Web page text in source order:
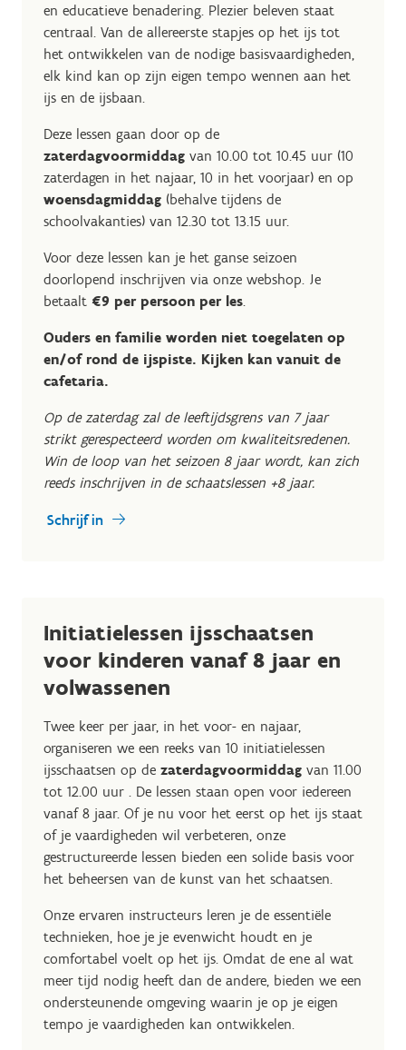
en educatieve benadering. Plezier beleven staat
centraal. Van de allereerste stapjes op het ijs tot
het ontwikkelen van de nodige basisvaardigheden,
elk kind kan op zijn eigen tempo wennen aan het
ijs en de ijsbaan.
Deze lessen gaan door op de
zaterdagvoormiddag van 10.00 tot 10.45 uur (10
zaterdagen in het najaar, 10 in het voorjaar) en op
woensdagmiddag (behalve tijdens de
schoolvakanties) van 12.30 tot 13.15 uur.
Voor deze lessen kan je het ganse seizoen
doorlopend inschrijven via onze webshop. Je
betaalt €9 per persoon per les.
Ouders en familie worden niet toegelaten op
en/of rond de ijspiste. Kijken kan vanuit de
cafetaria.
Op de zaterdag zal de leeftijdsgrens van 7 jaar
strikt gerespecteerd worden om kwaliteitsredenen.
Win de loop van het seizoen 8 jaar wordt, kan zich
reeds inschrijven in de schaatslessen +8 jaar.
Schrijf in
Initiatielessen ijsschaatsen
voor kinderen vanaf 8 jaar en
volwassenen
Twee keer per jaar, in het voor- en najaar,
organiseren we een reeks van 10 initiatielessen
ijsschaatsen op de zaterdagvoormiddag van 11.00
tot 12.00 uur . De lessen staan open voor iedereen
vanaf 8 jaar. Of je nu voor het eerst op het ijs staat
of je vaardigheden wil verbeteren, onze
gestructureerde lessen bieden een solide basis voor
het beheersen van de kunst van het schaatsen.
Onze ervaren instructeurs leren je de essentiële
technieken, hoe je je evenwicht houdt en je
comfortabel voelt op het ijs. Omdat de ene al wat
meer tijd nodig heeft dan de andere, bieden we een
ondersteunende omgeving waarin je op je eigen
tempo je vaardigheden kan ontwikkelen.